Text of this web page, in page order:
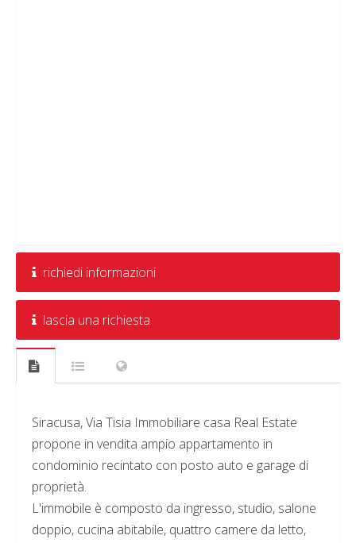
richiedi informazioni
lascia una richiesta
Siracusa, Via Tisia Immobiliare casa Real Estate
propone in vendita ampio appartamento in
condominio recintato con posto auto e garage di
proprietà.
L'immobile è composto da ingresso, studio, salone
doppio, cucina abitabile, quattro camere da letto,